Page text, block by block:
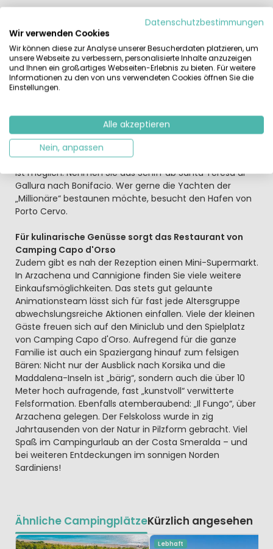
Ganz in der Nähe vom Campingplatz am Bärenfelsen
beginnen die Korkeichenwälder der Costa Smeralda
und der Gallura
Hier können Sie häufig noch sehen, wie nach
traditioneller Art der Kork abgeschält und dabei auch der
Baum geschont wird. Oder Sie erkunden bei
Autoausflügen das weitere Hinterland – zum Beispiel die
Hochland. Immer wieder werden sie unterwegs
Hünengräber, Ausgrabungsstätten und die
geheimnisumrankten Nuraghen, die antiken Wehrtürme,
erblicken. Sogar ein Tagesausflug hinüber nach Korsika
ist möglich: Nehmen Sie das Schiff ab Santa Teresa di
Gallura nach Bonifacio. Wer gerne die Yachten der
„Millionäre“ bestaunen möchte, besucht den Hafen von
Porto Cervo.
Für kulinarische Genüsse sorgt das Restaurant von
Camping Capo d'Orso
Zudem gibt es nah der Rezeption einen Mini-Supermarkt.
In Arzachena und Cannigione finden Sie viele weitere
Einkaufsmöglichkeiten. Das stets gut gelaunte
Animationsteam lässt sich für fast jede Altersgruppe
abwechslungsreiche Aktionen einfallen. Viele der kleinen
Gäste freuen sich auf den Miniclub und den Spielplatz
von Camping Capo d'Orso. Aufregend für die ganze
Familie ist auch ein Spaziergang hinauf zum felsigen
Bären: Nicht nur der Ausblick nach Korsika und die
Maddalena-Inseln ist „bärig“, sondern auch die über 10
Meter hoch aufragende, fast „kunstvoll“ verwitterte
Felsformation. Ebenfalls atemberaubend: „Il Fungo“, über
Arzachena gelegen. Der Felskoloss wurde in zig
Jahrtausenden von der Natur in Pilzform gebracht. Viel
Spaß im Campingurlaub an der Costa Smeralda – und
bei weiteren Entdeckungen im sonnigen Norden
Sardiniens!
Ähnliche CampingplätzeKürzlich angesehen
Lebhaft
Datenschutzbestimmungen
Wir verwenden Cookies
Wir können diese zur Analyse unserer Besucherdaten platzieren, um
unsere Webseite zu verbessern, personalisierte Inhalte anzuzeigen
und Ihnen ein großartiges Webseiten-Erlebnis zu bieten. Für weitere
Informationen zu den von uns verwendeten Cookies öffnen Sie die
Einstellungen.
Alle akzeptieren
Nein, anpassen